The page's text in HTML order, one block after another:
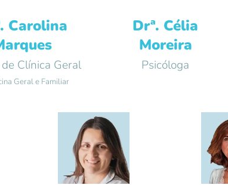
Carolina
Clínica Geral
Geral e Familiar
Drª. Célia
Moreira
Psicóloga